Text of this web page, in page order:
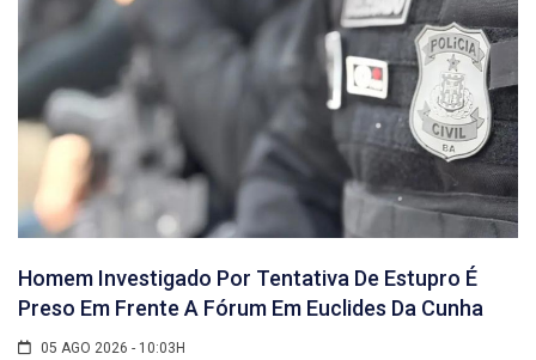
Homem Investigado Por Tentativa De Estupro É
Preso Em Frente A Fórum Em Euclides Da Cunha
05 AGO 2026 - 10:03H